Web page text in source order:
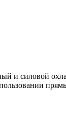
и силовой